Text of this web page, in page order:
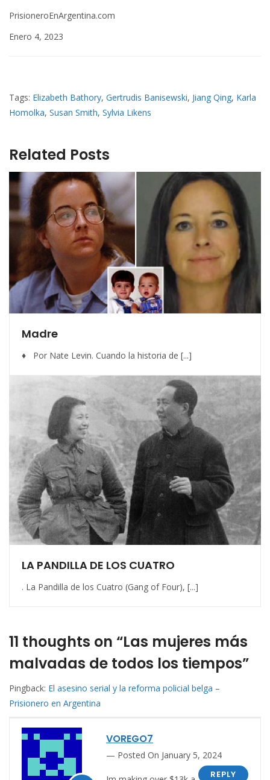
PrisioneroEnArgentina.com
Enero 4, 2023
Tags: Elizabeth Bathory, Gertrudis Banisewski, Jiang Qing, Karla
Homolka, Susan Smith, Sylvia Likens
Related Posts
Madre
♦ Por Nate Levin. Cuando la historia de [...]
LA PANDILLA DE LOS CUATRO
. La Pandilla de los Cuatro (Gang of Four), [...]
11 thoughts on “Las mujeres más
malvadas de todos los tiempos”
Pingback: El asesino serial y la reforma policial belga –
Prisionero en Argentina
VOREGO7
Posted On January 5, 2024
REPLY